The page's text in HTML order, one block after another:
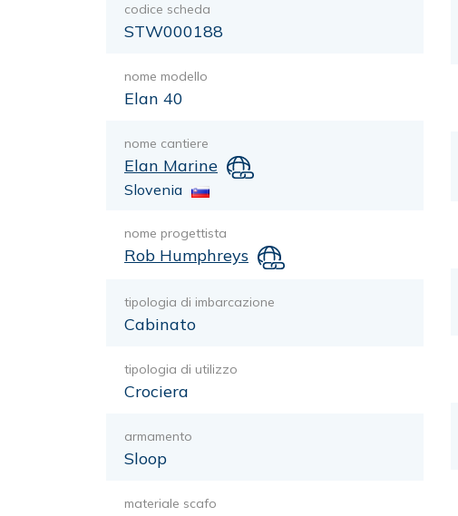
codice scheda
STW000188
nome modello
Elan 40
nome cantiere
Elan Marine
Slovenia
nome progettista
Rob Humphreys
tipologia di imbarcazione
Cabinato
tipologia di utilizzo
Crociera
armamento
Sloop
materiale scafo